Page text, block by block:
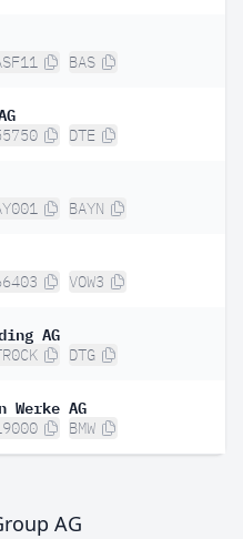
BAS
DTE
BAYN
VOW3
AG
DTG
Werke AG
BMW
AG